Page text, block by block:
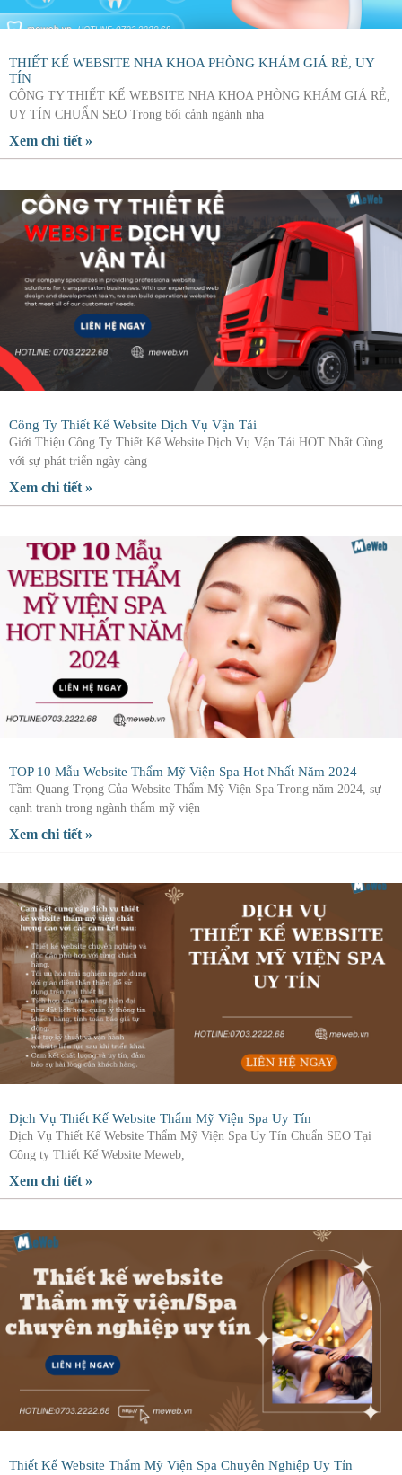
THIẾT KẾ WEBSITE NHA KHOA PHÒNG KHÁM GIÁ RẺ, UY
TÍN
CÔNG TY THIẾT KẾ WEBSITE NHA KHOA PHÒNG KHÁM GIÁ RẺ,
UY TÍN CHUẨN SEO Trong bối cảnh ngành nha
Xem chi tiết »
Công Ty Thiết Kế Website Dịch Vụ Vận Tải
Giới Thiệu Công Ty Thiết Kế Website Dịch Vụ Vận Tải HOT Nhất Cùng
với sự phát triển ngày càng
Xem chi tiết »
TOP 10 Mẫu Website Thẩm Mỹ Viện Spa Hot Nhất Năm 2024
Tầm Quang Trọng Của Website Thẩm Mỹ Viện Spa Trong năm 2024, sự
cạnh tranh trong ngành thẩm mỹ viện
Xem chi tiết »
Dịch Vụ Thiết Kế Website Thẩm Mỹ Viện Spa Uy Tín
Dịch Vụ Thiết Kế Website Thẩm Mỹ Viện Spa Uy Tín Chuẩn SEO Tại
Công ty Thiết Kế Website Meweb,
Xem chi tiết »
Thiết Kế Website Thẩm Mỹ Viện Spa Chuyên Nghiệp Uy Tín